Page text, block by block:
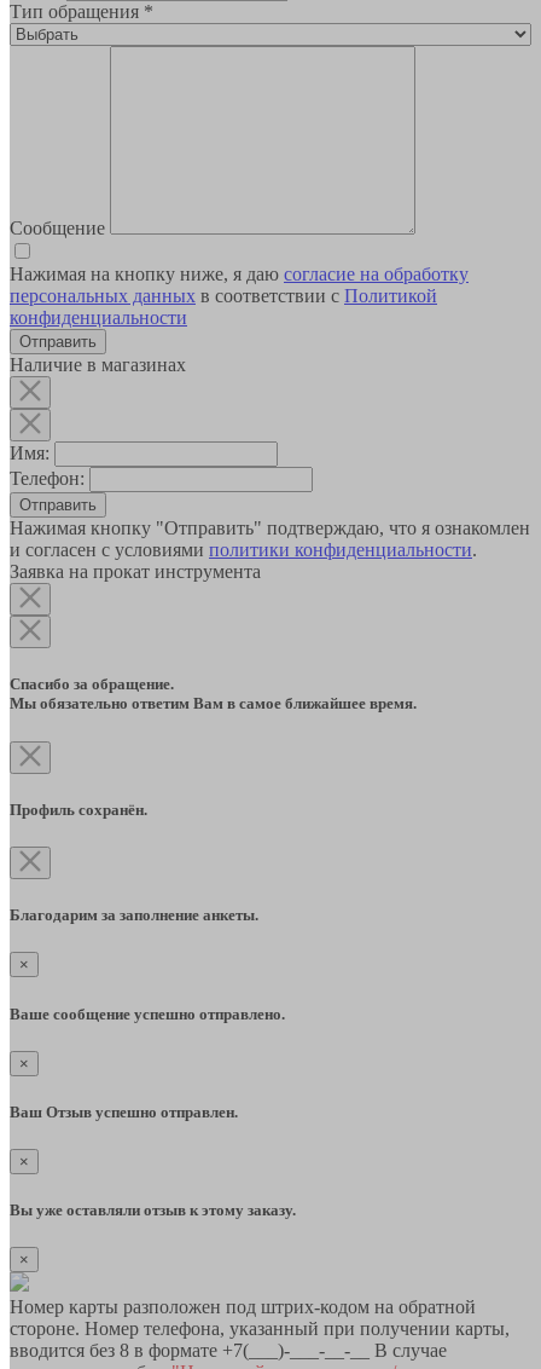
Тип обращения *
Сообщение
Нажимая на кнопку ниже, я даю согласие на обработку
персональных данных в соответствии с Политикой
конфиденциальности
Наличие в магазинах
Имя:
Телефон:
Отправить
Нажимая кнопку "Отправить" подтверждаю, что я ознакомлен
и согласен с условиями политики конфиденциальности.
Заявка на прокат инструмента
Спасибо за обращение.
Мы обязательно ответим Вам в самое ближайшее время.
Профиль сохранён.
Благодарим за заполнение анкеты.
×
Ваше сообщение успешно отправлено.
×
Ваш Отзыв успешно отправлен.
×
Вы уже оставляли отзыв к этому заказу.
×
Номер карты разположен под штрих-кодом на обратной
стороне. Номер телефона, указанный при получении карты,
вводится без 8 в формате +7(___)-___-__-__ В случае